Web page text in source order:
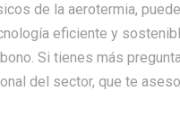
de la aerotermia,
eficiente y
Si tienes más
del sector, que te